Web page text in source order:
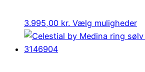
3.995,00 kr. Vælg muligheder